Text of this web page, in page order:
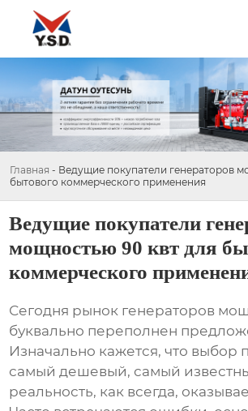
Главная - Ведущие покупатели генераторов
бытового коммерческого применения
Ведущие покупатели
мощностью 90 квт для
коммерческого
Сегодня рынок генераторов
буквально переполнен
Изначально кажется, что выбор
самый дешевый, самый
реальность, как всегда,